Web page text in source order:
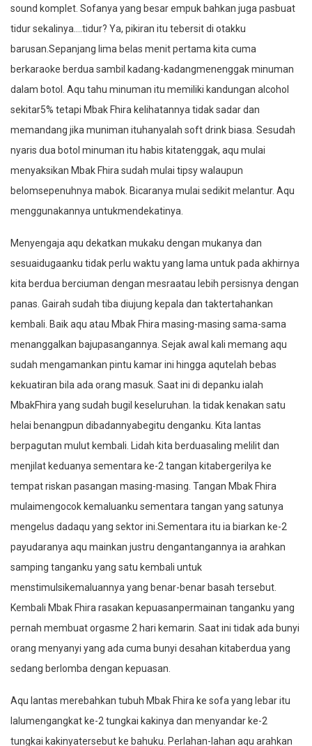
sound komplet. Sofanya yang besar empuk bahkan juga pasbuat
tidur sekalinya….tidur? Ya, pikiran itu tebersit di otakku
barusan.Sepanjang lima belas menit pertama kita cuma
berkaraoke berdua sambil kadang-kadangmenenggak minuman
dalam botol. Aqu tahu minuman itu memiliki kandungan alcohol
sekitar5% tetapi Mbak Fhira kelihatannya tidak sadar dan
memandang jika muniman ituhanyalah soft drink biasa. Sesudah
nyaris dua botol minuman itu habis kitatenggak, aqu mulai
menyaksikan Mbak Fhira sudah mulai tipsy walaupun
belomsepenuhnya mabok. Bicaranya mulai sedikit melantur. Aqu
menggunakannya untukmendekatinya.
Menyengaja aqu dekatkan mukaku dengan mukanya dan
sesuaidugaanku tidak perlu waktu yang lama untuk pada akhirnya
kita berdua berciuman dengan mesraatau lebih persisnya dengan
panas. Gairah sudah tiba diujung kepala dan taktertahankan
kembali. Baik aqu atau Mbak Fhira masing-masing sama-sama
menanggalkan bajupasangannya. Sejak awal kali memang aqu
sudah mengamankan pintu kamar ini hingga aqutelah bebas
kekuatiran bila ada orang masuk. Saat ini di depanku ialah
MbakFhira yang sudah bugil keseluruhan. Ia tidak kenakan satu
helai benangpun dibadannyabegitu denganku. Kita lantas
berpagutan mulut kembali. Lidah kita berduasaling melilit dan
menjilat keduanya sementara ke-2 tangan kitabergerilya ke
tempat riskan pasangan masing-masing. Tangan Mbak Fhira
mulaimengocok kemaluanku sementara tangan yang satunya
mengelus dadaqu yang sektor ini.Sementara itu ia biarkan ke-2
payudaranya aqu mainkan justru dengantangannya ia arahkan
samping tanganku yang satu kembali untuk
menstimulsikemaluannya yang benar-benar basah tersebut.
Kembali Mbak Fhira rasakan kepuasanpermainan tanganku yang
pernah membuat orgasme 2 hari kemarin. Saat ini tidak ada bunyi
orang menyanyi yang ada cuma bunyi desahan kitaberdua yang
sedang berlomba dengan kepuasan.
Aqu lantas merebahkan tubuh Mbak Fhira ke sofa yang lebar itu
lalumengangkat ke-2 tungkai kakinya dan menyandar ke-2
tungkai kakinyatersebut ke bahuku. Perlahan-lahan aqu arahkan